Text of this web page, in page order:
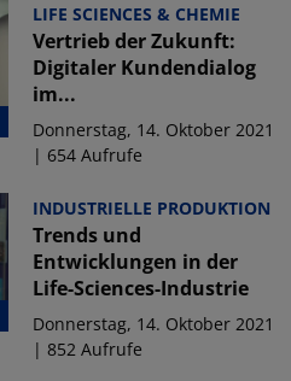
LIFE SCIENCES & CHEMIE
Vertrieb der Zukunft:
Digitaler Kundendialog
im...
Donnerstag, 14. Oktober 2021
| 654 Aufrufe
INDUSTRIELLE PRODUKTION
Trends und
Entwicklungen in der
Life-Sciences-Industrie
Donnerstag, 14. Oktober 2021
| 852 Aufrufe